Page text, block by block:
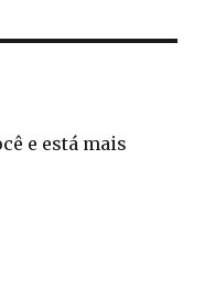
e está mais